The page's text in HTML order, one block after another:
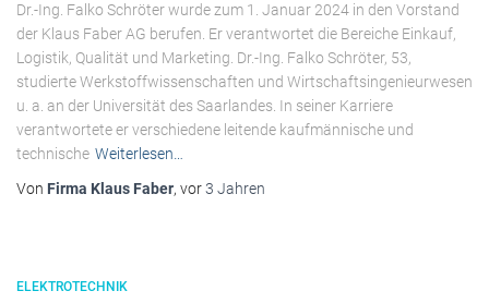
Dr.-Ing. Falko Schröter wurde zum 1. Januar 2024 in den Vorstand
der Klaus Faber AG berufen. Er verantwortet die Bereiche Einkauf,
Logistik, Qualität und Marketing. Dr.-Ing. Falko Schröter, 53,
studierte Werkstoffwissenschaften und Wirtschaftsingenieurwesen
u. a. an der Universität des Saarlandes. In seiner Karriere
verantwortete er verschiedene leitende kaufmännische und
technische Weiterlesen…
Von Firma Klaus Faber, vor3 Jahren
ELEKTROTECHNIK